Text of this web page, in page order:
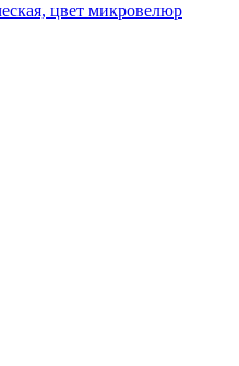
цвет микровелюр